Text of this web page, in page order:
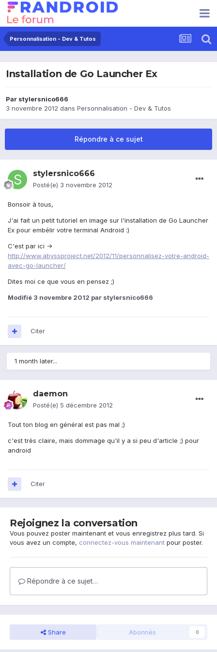
Personnalisation - Dev & Tutos
Installation de Go Launcher Ex
Par stylersnico666
3 novembre 2012 dans Personnalisation - Dev & Tutos
Répondre à ce sujet
stylersnico666
Posté(e) 3 novembre 2012
Bonsoir à tous,
J'ai fait un petit tutoriel en image sur l'installation de Go Launcher
Ex pour embélir votre terminal Android :)
C'est par ici ->
http://www.abyssproject.net/2012/11/personnalisez-votre-android-
avec-go-launcher/
Dites moi ce que vous en pensez ;)
Modifié 3 novembre 2012 par stylersnico666
Citer
1 month later...
daemon
Posté(e) 5 décembre 2012
Tout ton blog en général est pas mal ;)
c'est très claire, mais dommage qu'il y a si peu d'article ;) pour
android
Citer
Rejoignez la conversation
Vous pouvez poster maintenant et vous enregistrez plus tard. Si
vous avez un compte, connectez-vous maintenant pour poster.
Répondre à ce sujet…
Share Abonnés 0